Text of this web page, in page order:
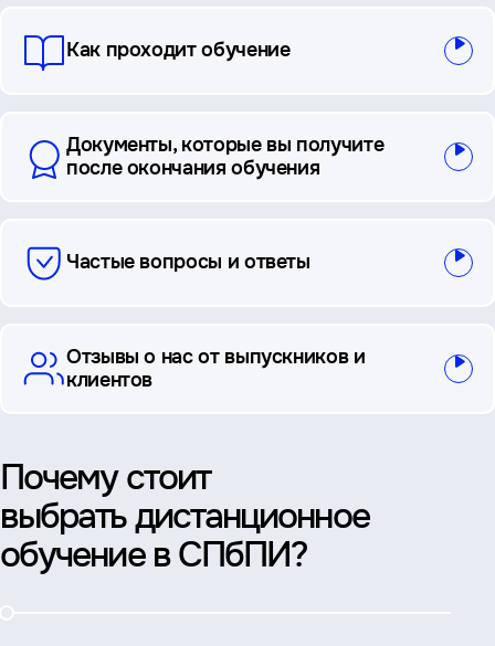
вопросы
Как проходит обучение
Документы, которые вы получите
после окончания обучения
Частые вопросы и ответы
Отзывы о нас от выпускников и
клиентов
Почему стоит
выбрать дистанционное
обучение в СПбПИ?